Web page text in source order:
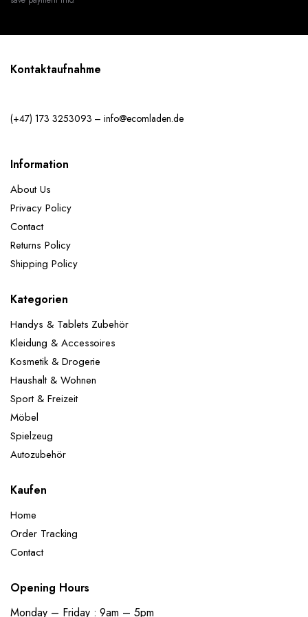
Kontaktaufnahme
(+47) 173 3253093 – info@ecomladen.de
Information
About Us
Privacy Policy
Contact
Returns Policy
Shipping Policy
Kategorien
Handys & Tablets Zubehör
Kleidung & Accessoires
Kosmetik & Drogerie
Haushalt & Wohnen
Sport & Freizeit
Möbel
Spielzeug
Autozubehör
Kaufen
Home
Order Tracking
Contact
Opening Hours
Monday – Friday : 9am – 5pm